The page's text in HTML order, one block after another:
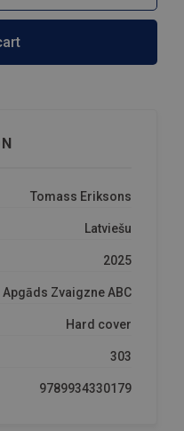
Tomass Eriksons
Latviešu
2025
Apgāds Zvaigzne ABC
Hard cover
303
9789934330179